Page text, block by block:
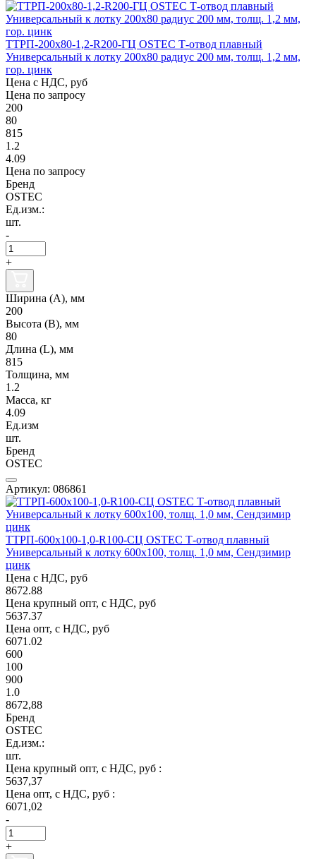
ТТРП-200х80-1,2-R200-ГЦ OSTEC Т-отвод плавный
Универсальный к лотку 200х80 радиус 200 мм, толщ. 1,2 мм,
гор. цинк
Цена с НДС, руб
Цена по запросу
200
80
815
1.2
4.09
Цена по запросу
Бренд
OSTEC
Ед.изм.:
шт.
-
+
Ширина (А), мм
200
Высота (В), мм
80
Длина (L), мм
815
Толщина, мм
1.2
Масса, кг
4.09
Ед.изм
шт.
Бренд
OSTEC
Артикул: 086861
ТТРП-600х100-1,0-R100-СЦ OSTEC Т-отвод плавный
Универсальный к лотку 600х100, толщ. 1,0 мм, Сендзимир
цинк
Цена с НДС, руб
8672.88
Цена крупный опт, с НДС, руб
5637.37
Цена опт, с НДС, руб
6071.02
600
100
900
1.0
8672,88
Бренд
OSTEC
Ед.изм.:
шт.
Цена крупный опт, с НДС, руб :
5637,37
Цена опт, с НДС, руб :
6071,02
-
+